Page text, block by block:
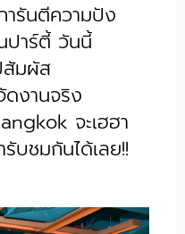
นตีความปัง
ปาร์ตี้ วันนี้
สัมผัส
งานจริง
จะเฮฮา
บชมกันได้เลย!!